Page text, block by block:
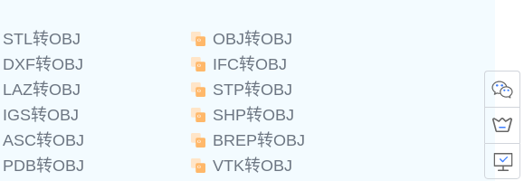
STL转OBJ
OBJ转OBJ
DXF转OBJ
IFC转OBJ
LAZ转OBJ
STP转OBJ
IGS转OBJ
SHP转OBJ
ASC转OBJ
BREP转OBJ
PDB转OBJ
VTK转OBJ